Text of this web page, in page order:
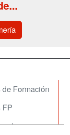
Formación
FP